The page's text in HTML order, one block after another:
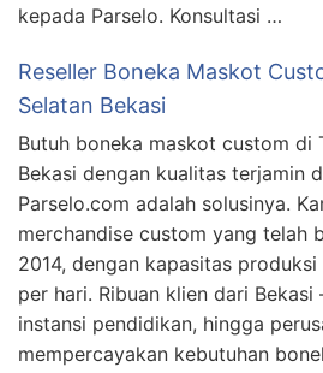
kepada Parselo. Konsultasi …
Reseller Boneka Maskot
Selatan Bekasi
Butuh boneka maskot custom di
Bekasi dengan kualitas terjamin
Parselo.com adalah solusinya.
merchandise custom yang telah
2014, dengan kapasitas
per hari. Ribuan klien dari
instansi pendidikan, hingga
mempercayakan kebutuhan